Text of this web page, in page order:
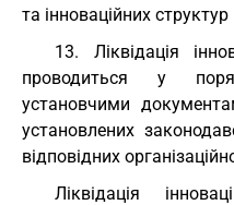
та інноваційних структур
13. Ліквідація
проводиться у
установчими
установлених
відповідних
Ліквідація